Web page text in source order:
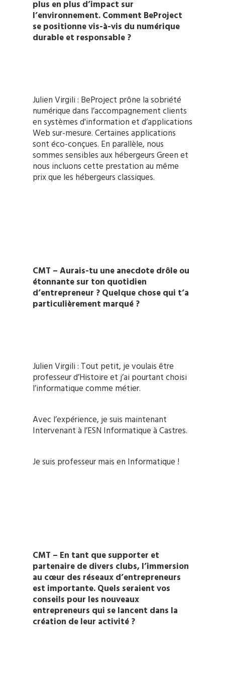
plus en plus d’impact sur
l’environnement. Comment BeProject
se positionne vis-à-vis du numérique
durable et responsable ?
Julien Virgili : BeProject prône la sobriété
numérique dans l’accompagnement clients
en systèmes d'information et d’applications
Web sur-mesure. Certaines applications
sont éco-conçues. En parallèle, nous
sommes sensibles aux hébergeurs Green et
nous incluons cette prestation au même
prix que les hébergeurs classiques.
CMT – Aurais-tu une anecdote drôle ou
étonnante sur ton quotidien
d’entrepreneur ? Quelque chose qui t’a
particulièrement marqué ?
Julien Virgili : Tout petit, je voulais être
professeur d’Histoire et j’ai pourtant choisi
l’informatique comme métier.
Avec l’expérience, je suis maintenant
Intervenant à l’ESN Informatique à Castres.
Je suis professeur mais en Informatique !
CMT – En tant que supporter et
partenaire de divers clubs, l’immersion
au cœur des réseaux d’entrepreneurs
est importante. Quels seraient vos
conseils pour les nouveaux
entrepreneurs qui se lancent dans la
création de leur activité ?